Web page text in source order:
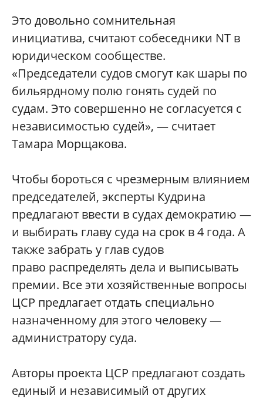
Это довольно сомнительная
инициатива, считают собеседники NT в
юридическом сообществе.
«Председатели судов смогут как шары по
бильярдному полю гонять судей по
судам. Это совершенно не согласуется с
независимостью судей», — считает
Тамара Морщакова.
Чтобы бороться с чрезмерным влиянием
председателей, эксперты Кудрина
предлагают ввести в судах демократию —
и выбирать главу суда на срок в 4 года. А
также забрать у глав судов
право распределять дела и выписывать
премии. Все эти хозяйственные вопросы
ЦСР предлагает отдать специально
назначенному для этого человеку —
администратору суда.
Авторы проекта ЦСР предлагают создать
единый и независимый от других